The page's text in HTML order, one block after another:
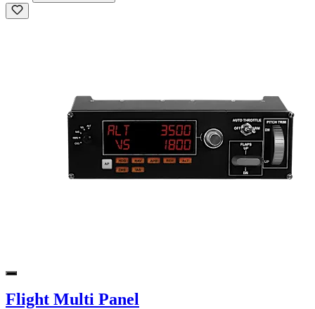
Flight Multi Panel